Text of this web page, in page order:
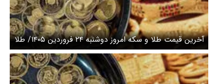
آخرین قیمت طلا و سکه امروز دوشنبه ۲۴ فروردین ۱۴۰۵/ طلا
گران شد، سکه اوج گرفت + جدول